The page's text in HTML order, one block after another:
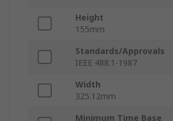
Height
155mm
Standards/Approvals
IEEE 488.1-1987
Width
325.12mm
Minimum Time Base